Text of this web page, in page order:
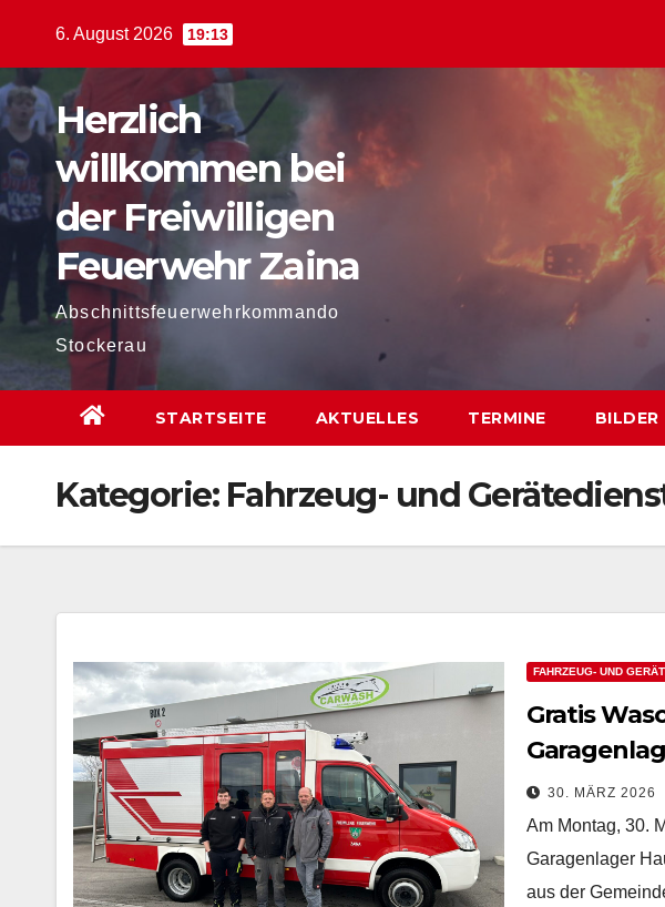
springen
6. August 2026 19:13
Herzlich
willkommen bei
der Freiwilligen
Feuerwehr Zaina
Abschnittsfeuerwehrkommando
Stockerau
STARTSEITE AKTUELLES TERMINE BILDER
Kategorie: Fahrzeug- und
FAHRZEUG- UND
Gratis
30. MÄRZ 2026
Am Montag, 30.
Garagenlager
aus der